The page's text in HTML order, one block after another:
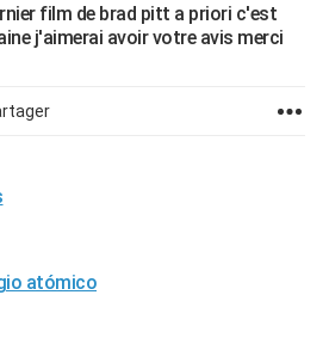
film de brad pitt a priori c'est
j'aimerai avoir votre avis merci
atómico